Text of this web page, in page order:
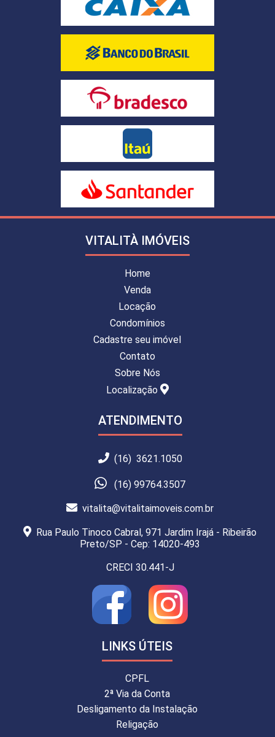
VITALITÀ IMÓVEIS
Home
Venda
Locação
Condomínios
Cadastre seu imóvel
Contato
Sobre Nós
Localização
ATENDIMENTO
(16) 3621.1050
(16) 99764.3507
vitalita@vitalitaimoveis.com.br
Rua Paulo Tinoco Cabral, 971 Jardim Irajá - Ribeirão
Preto/SP - Cep: 14020-493
CRECI 30.441-J
LINKS ÚTEIS
CPFL
2ª Via da Conta
Desligamento da Instalação
Religação